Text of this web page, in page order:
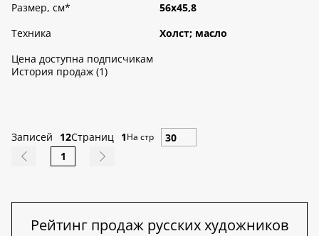
Размер, см*
56х45,8
Техника
Холст; масло
Цена доступна подписчикам
История продаж (1)
Записей 12Страниц 1На стр
1
Рейтинг продаж русских художников